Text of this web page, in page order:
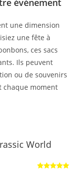
une dimension
une fête à
ces sacs
Ils peuvent
ou de souvenirs
chaque moment
World